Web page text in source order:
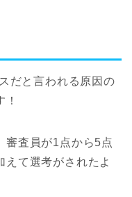
だと言われる原因の
審査員が1点から5点
えて選考がされたよ